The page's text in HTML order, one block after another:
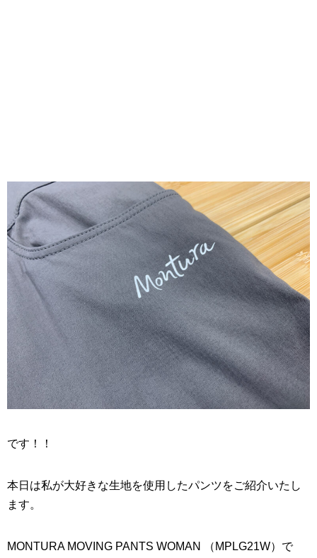
です！！
本日は私が大好きな生地を使用したパンツをご紹介いたし
ます。
MONTURA MOVING PANTS WOMAN （MPLG21W）で